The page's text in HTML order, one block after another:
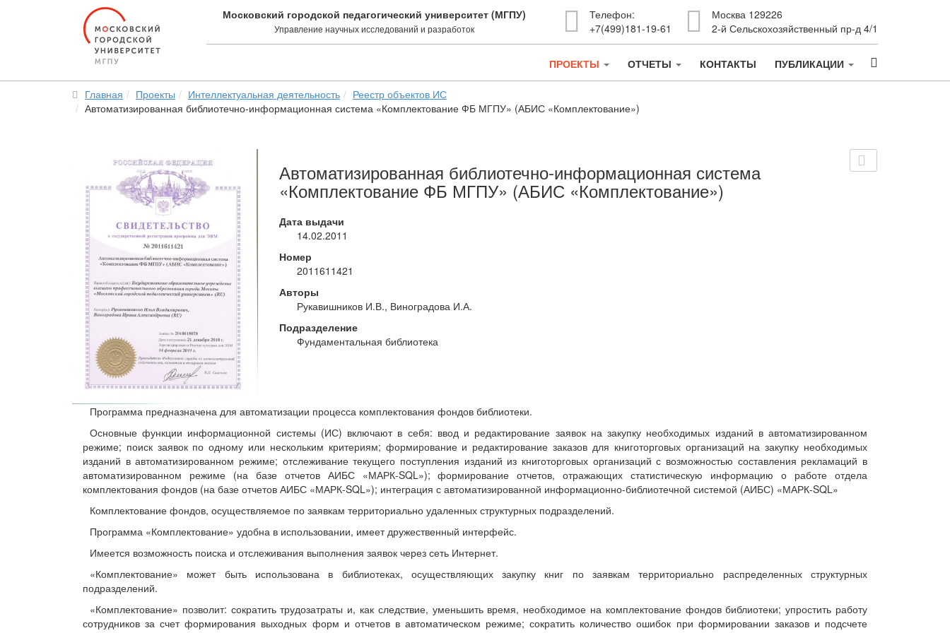
Московский городской педагогический университет (МГПУ)
Управление научных исследований и разработок
Телефон:
+7(499)181-19-61
Москва 129226
2-й Сельскохозяйственный пр-д 4/1
ПРОЕКТЫ ОТЧЕТЫ КОНТАКТЫ ПУБЛИКАЦИИ
Главная Проекты Интеллектуальная деятельность
Реестр объектов ИС
Автоматизированная библиотечно-информационная система «Комплектование ФБ МГПУ» (АБИС «Комплектование»)
Автоматизированная библиотечно-информационная система
«Комплектование ФБ МГПУ» (АБИС «Комплектование»)
Дата выдачи
14.02.2011
Номер
2011611421
Авторы
Рукавишников И.В., Виноградова И.А.
Подразделение
Фундаментальная библиотека
Программа предназначена для автоматизации процесса комплектования фондов библиотеки.
Основные функции информационной системы (ИС) включают в себя: ввод и редактирование заявок на закупку необходимых изданий в автоматизированном
режиме; поиск заявок по одному или нескольким критериям; формирование и редактирование заказов для книготорговых организаций на закупку необходимых
изданий в автоматизированном режиме; отслеживание текущего поступления изданий из книготорговых организаций с возможностью составления рекламаций в
автоматизированном режиме (на базе отчетов АИБС «МАРК-SQL»); формирование отчетов, отражающих статистическую информацию о работе отдела
комплектования фондов (на базе отчетов АИБС «МАРК-SQL»); интеграция с автоматизированной информационно-библиотечной системой (АИБС) «МАРК-SQL»
Комплектование фондов, осуществляемое по заявкам территориально удаленных структурных подразделений.
Программа «Комплектование» удобна в использовании, имеет дружественный интерфейс.
Имеется возможность поиска и отслеживания выполнения заявок через сеть Интернет.
«Комплектование» может быть использована в библиотеках, осуществляющих закупку книг по заявкам территориально распределенных структурных
подразделений.
«Комплектование» позволит: сократить трудозатраты и, как следствие, уменьшить время, необходимое на комплектование фондов библиотеки; упростить работу
сотрудников за счет формирования выходных форм и отчетов в автоматическом режиме; сократить количество ошибок при формировании заказов и подсчете